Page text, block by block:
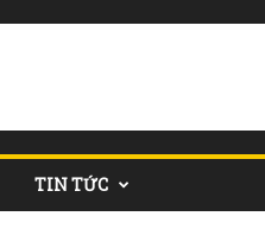
TIN TỨC